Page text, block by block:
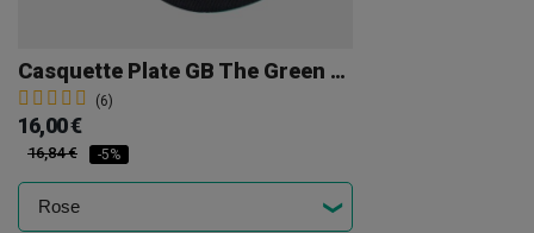
Casquette Plate GB The Green Brand
(6)
16,00 €
16,84 € -5%